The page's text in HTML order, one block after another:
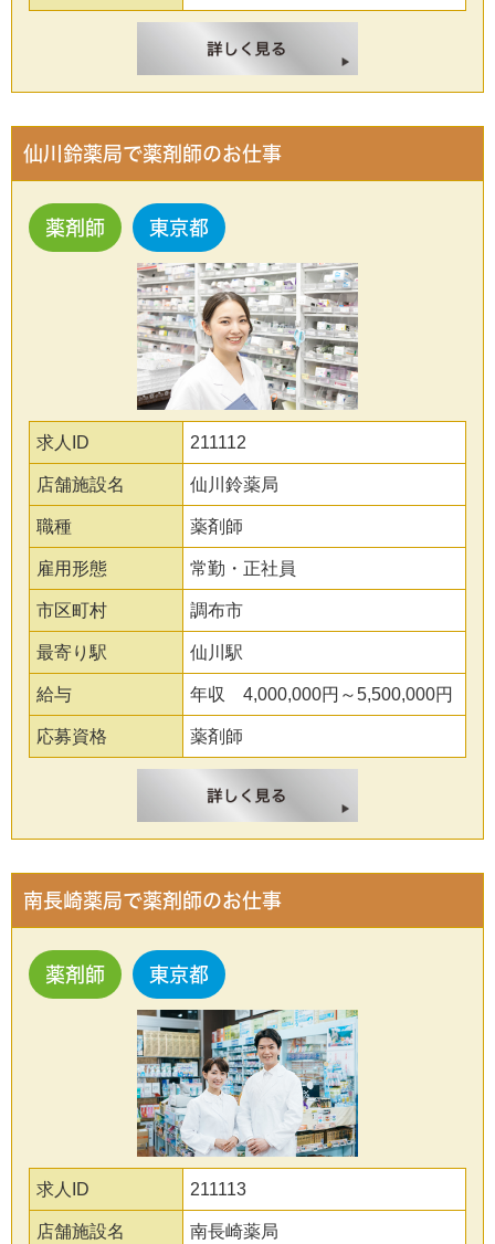
仙川鈴薬局で薬剤師のお仕事
薬剤師 東京都
求人ID 211112
店舗施設名 仙川鈴薬局
職種 薬剤師
雇用形態 常勤・正社員
市区町村 調布市
最寄り駅 仙川駅
給与 年収 4,000,000円～5,500,000円
応募資格 薬剤師
南長崎薬局で薬剤師のお仕事
薬剤師 東京都
求人ID 211113
店舗施設名 南長崎薬局